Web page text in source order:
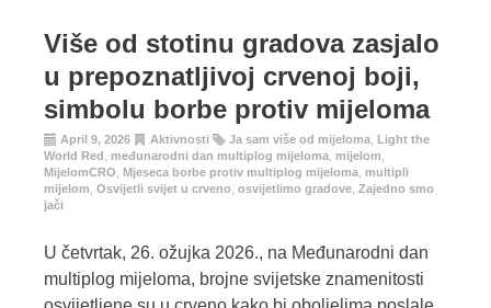
Više od stotinu gradova zasjalo
u prepoznatljivoj crvenoj boji,
simbolu borbe protiv mijeloma
April 9, 2026 Aktivnosti Ja sam više od mijeloma Light the
World Red
međunarodni dan multiplog mijeloma mijelom
MijelomCRO
Mjeseca borbe protiv multiplog mijeloma multipli
mijelom Osvijetli svijet u crveno osvijetlimo gradove Zajedno smo
jači
U četvrtak, 26. ožujka 2026., na Međunarodni dan
multiplog mijeloma, brojne svijetske znamenitosti